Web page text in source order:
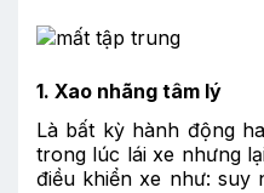
1. Xao nhãng tâm lý
Là bất kỳ hành động
trong lúc lái xe nhưng
điều khiển xe như: suy